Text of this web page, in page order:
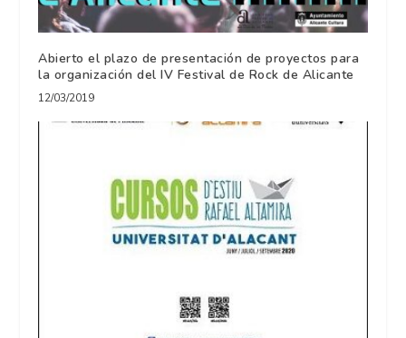
Abierto el plazo de presentación de proyectos para
la organización del IV Festival de Rock de Alicante
12/03/2019